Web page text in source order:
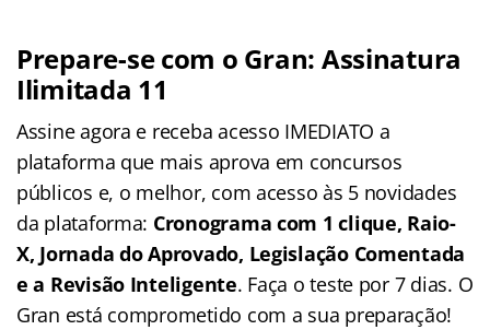
Prepare-se com o Gran: Assinatura
Ilimitada 11
Assine agora e receba acesso IMEDIATO a
plataforma que mais aprova em concursos
públicos e, o melhor, com acesso às 5 novidades
da plataforma: Cronograma com 1 clique, Raio-
X, Jornada do Aprovado, Legislação Comentada
e a Revisão Inteligente. Faça o teste por 7 dias. O
Gran está comprometido com a sua preparação!